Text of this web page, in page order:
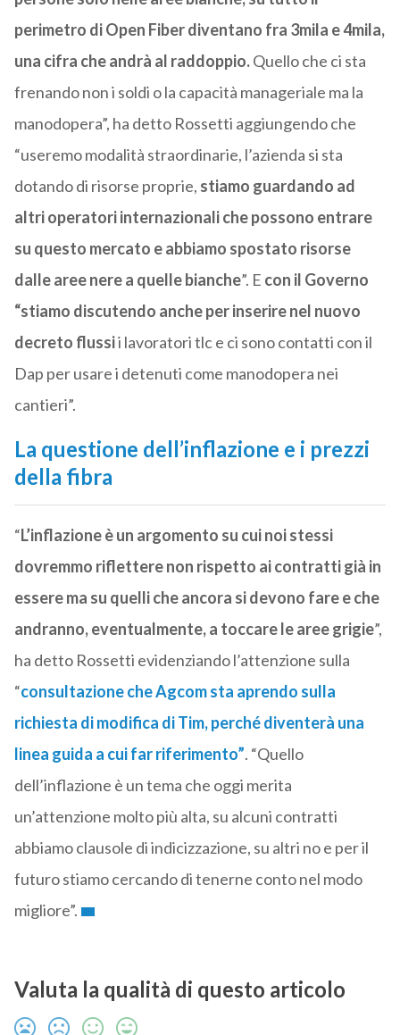
perimetro di Open Fiber diventano fra 3mila e 4mila,
una cifra che andrà al raddoppio.Quello che ci sta
frenando non i soldi o la capacità manageriale ma la
manodopera”, ha detto Rossetti aggiungendo che
“useremo modalità straordinarie, l’azienda si sta
dotando di risorse proprie, stiamo guardando ad
altri operatori internazionali che possono entrare
su questo mercato e abbiamo spostato risorse
dalle aree nere a quelle bianche”. E con il Governo
“stiamo discutendo anche per inserire nel nuovo
decreto flussii lavoratori tlc e ci sono contatti con il
Dap per usare i detenuti come manodopera nei
cantieri”.
La questione dell’inflazione e i prezzi
della fibra
“L’inflazione è un argomento su cui noi stessi
dovremmo riflettere non rispetto ai contratti già in
essere ma su quelli che ancora si devono fare e che
andranno, eventualmente, a toccare le aree grigie”,
ha detto Rossetti evidenziando l’attenzione sulla
“consultazione che Agcom sta aprendo sulla
richiesta di modifica di Tim, perché diventerà una
linea guida a cui far riferimento”. “Quello
dell’inflazione è un tema che oggi merita
un’attenzione molto più alta, su alcuni contratti
abbiamo clausole di indicizzazione, su altri no e per il
futuro stiamo cercando di tenerne conto nel modo
migliore”.
Valuta la qualità di questo articolo